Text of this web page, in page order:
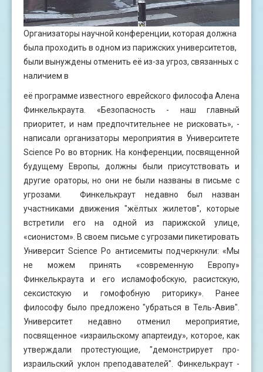
Организаторы научной конференции, которая должна
была проходить в одном из парижских университетов,
были вынуждены отменить её из-за угроз, связанных с
наличием в
её программе известного еврейского философа Алена
Финкелькраута. «Безопасность - наш главный
приоритет, и нам предпочтительнее не рисковать», -
написали организаторы мероприятия в Университете
Science Po во вторник. На конференции, посвященной
будущему Европы, должны были присутствовать и
другие ораторы, но они не были названы в письме с
угрозами. Финкелькраут недавно был назван
участниками движения "жёлтых жилетов", которые
встретили его на одной из парижской улице,
«сионистом». В своем письме с угрозами пикетировать
Университ Science Po антисемиты подчеркнули: «Мы
не можем принять «современную Европу»
Финкелькраута и его исламофобскую, расистскую,
сексистскую и гомофобную риторику». Ранее
философу было предложено "убраться в Тель-Авив".
Университет недавно отменил мероприятие,
посвященное «израильскому апартеиду», которое, как
утверждали протестующие, "демонстрирует про-
израильский уклон преподавателей". Финкелькраут -